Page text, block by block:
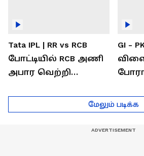
Tata IPL | RR vs RCB
போட்டியில் RCB அணி
அபார வெற்றி
டெல்லி செல்லும் RCB
அணி !
GI -
ரதி
மேலும் படிக்க